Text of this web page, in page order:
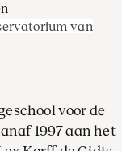
voor de
1997 aan het
van